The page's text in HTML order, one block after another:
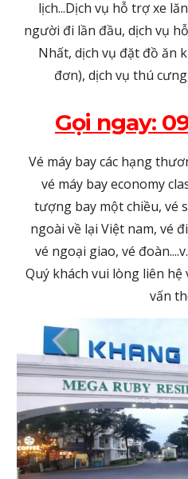
lịch...Dịch vụ hỗ trợ xe
người đi lần đầu, dịch vụ
Nhất, dịch vụ đặt đồ ăn
đơn), dịch vụ thú
Gọi ngay:
Vé máy bay các hạng
vé máy bay economy
tượng bay một chiều, vé
ngoài về lại Việt nam, vé
vé ngoại giao, vé
Quý khách vui lòng liên
vấn